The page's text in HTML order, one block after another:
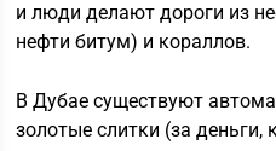
и люди делают дороги из
нефти битум) и кораллов.
В Дубае существуют
золотые слитки (за деньги,